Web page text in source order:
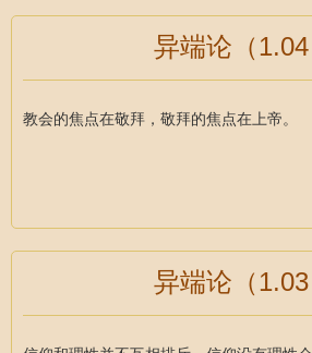
异端论（1.04
教会的焦点在敬拜，敬拜的焦点在上帝。
异端论（1.03